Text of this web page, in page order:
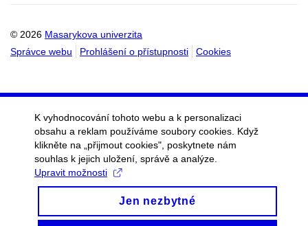
© 2026 Masarykova univerzita
Správce webu
Prohlášení o přístupnosti Cookies
K vyhodnocování tohoto webu a k personalizaci
obsahu a reklam používáme soubory cookies. Když
klikněte na „přijmout cookies", poskytnete nám
souhlas k jejich uložení, správě a analýze.
Upravit možnosti
Jen nezbytné